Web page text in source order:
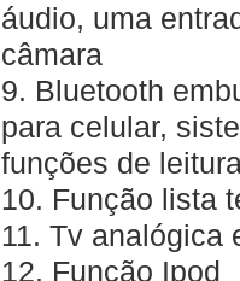
áudio, uma
câmara
9. Bluetooth
para celular,
funções de
10. Função lista
11. Tv analógica
12. Função Ipod